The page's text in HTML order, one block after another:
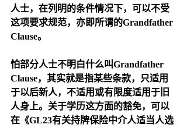
人士，在列明的条件情况下，可以不受
这项要求规范，亦即所谓的Grandfather
Clause。
怕部分人士不明白什么叫Grandfather
Clause，其实就是指某些条款，只适用
于以后新人，不适用或有限度适用于旧
人身上。关于学历这方面的豁免，可以
在《GL23有关持牌保险中介人适当人选